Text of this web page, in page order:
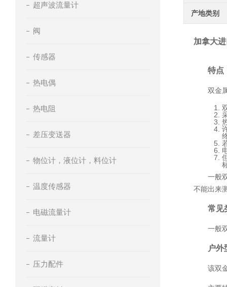
产地类别
加拿大
特点
双金
一般
不能出来
常见
一般
户外
该双
超声波流量计
阀
传感器
热电偶
热电阻
差压变送器
物位计，液位计，料位计
温度传感器
电磁流量计
流量计
压力配件